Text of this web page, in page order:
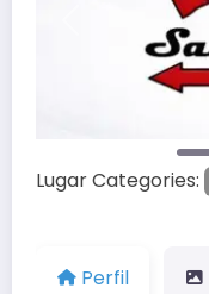
Lugar Categories:
Perfil